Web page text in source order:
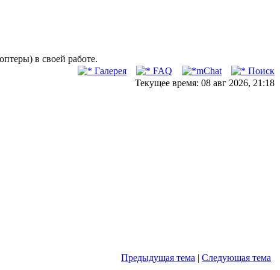
в своей работе.
Галерея FAQ mChat
Поиск
Текущее время: 08 авг 2026, 21:18
Предыдущая тема | Следующая тема